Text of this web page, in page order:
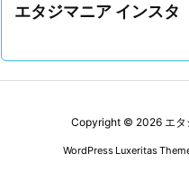
エタジマニア インスタ
Copyright © 2026 エタ
WordPress Luxeritas